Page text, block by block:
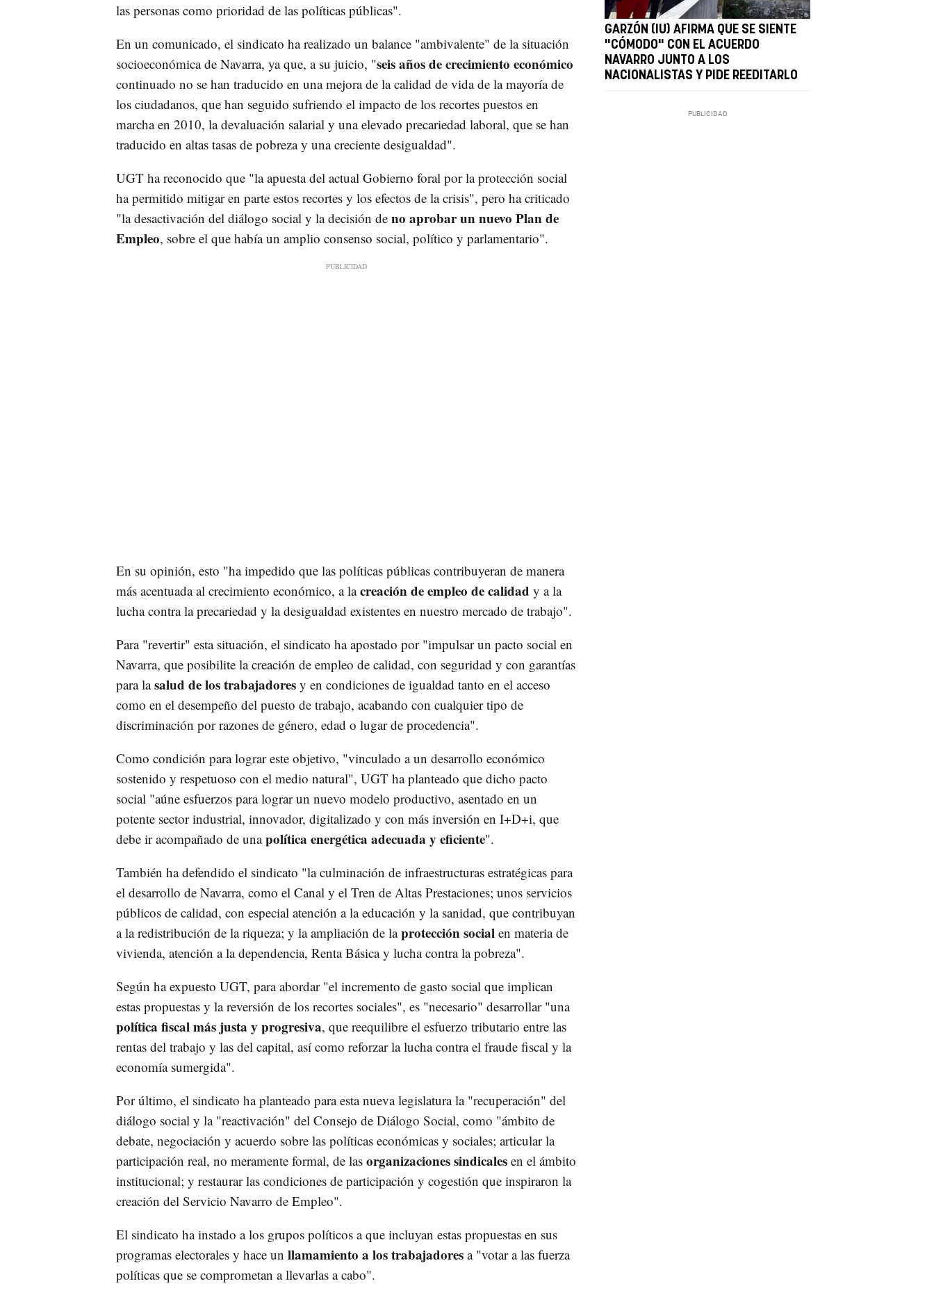
las personas como prioridad de las políticas públicas".
En un comunicado, el sindicato ha realizado un balance "ambivalente" de la situación
socioeconómica de Navarra, ya que, a su juicio, "seis años de crecimiento económico
continuado no se han traducido en una mejora de la calidad de vida de la mayoría de
los ciudadanos, que han seguido sufriendo el impacto de los recortes puestos en
marcha en 2010, la devaluación salarial y una elevado precariedad laboral, que se han
traducido en altas tasas de pobreza y una creciente desigualdad".
UGT ha reconocido que "la apuesta del actual Gobierno foral por la protección social
ha permitido mitigar en parte estos recortes y los efectos de la crisis", pero ha criticado
"la desactivación del diálogo social y la decisión de no aprobar un nuevo Plan de
Empleo, sobre el que había un amplio consenso social, político y parlamentario".
En su opinión, esto "ha impedido que las políticas públicas contribuyeran de manera
más acentuada al crecimiento económico, a lacreación de empleo de calidad y a la
lucha contra la precariedad y la desigualdad existentes en nuestro mercado de trabajo".
Para "revertir" esta situación, el sindicato ha apostado por "impulsar un pacto social en
Navarra, que posibilite la creación de empleo de calidad, con seguridad y con garantías
para lasalud de los trabajadores y en condiciones de igualdad tanto en el acceso
como en el desempeño del puesto de trabajo, acabando con cualquier tipo de
discriminación por razones de género, edad o lugar de procedencia".
Como condición para lograr este objetivo, "vinculado a un desarrollo económico
sostenido y respetuoso con el medio natural", UGT ha planteado que dicho pacto
social "aúne esfuerzos para lograr un nuevo modelo productivo, asentado en un
potente sector industrial, innovador, digitalizado y con más inversión en I+D+i, que
debe ir acompañado de unapolítica energética adecuada y eficiente".
También ha defendido el sindicato "la culminación de infraestructuras estratégicas para
el desarrollo de Navarra, como el Canal y el Tren de Altas Prestaciones; unos servicios
públicos de calidad, con especial atención a la educación y la sanidad, que contribuyan
a la redistribución de la riqueza; y la ampliación de laprotección social en materia de
vivienda, atención a la dependencia, Renta Básica y lucha contra la pobreza".
Según ha expuesto UGT, para abordar "el incremento de gasto social que implican
estas propuestas y la reversión de los recortes sociales", es "necesario" desarrollar "una
política fiscal más justa y progresiva, que reequilibre el esfuerzo tributario entre las
rentas del trabajo y las del capital, así como reforzar la lucha contra el fraude fiscal y la
economía sumergida".
Por último, el sindicato ha planteado para esta nueva legislatura la "recuperación" del
diálogo social y la "reactivación" del Consejo de Diálogo Social, como "ámbito de
debate, negociación y acuerdo sobre las políticas económicas y sociales; articular la
participación real, no meramente formal, de las organizaciones sindicalesen el ámbito
institucional; y restaurar las condiciones de participación y cogestión que inspiraron la
creación del Servicio Navarro de Empleo".
El sindicato ha instado a los grupos políticos a que incluyan estas propuestas en sus
programas electorales y hace un llamamiento a los trabajadores a "votar a las fuerza
políticas que se comprometan a llevarlas a cabo".
GARZÓN (IU) AFIRMA QUE SE SIENTE
"CÓMODO" CON EL ACUERDO
NAVARRO JUNTO A LOS
NACIONALISTAS Y PIDE REEDITARLO